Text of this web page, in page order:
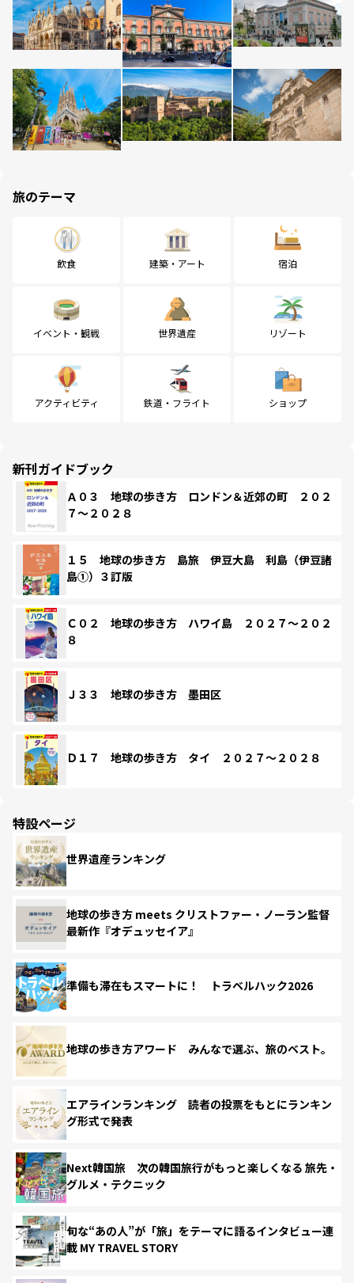
旅のテーマ
飲食 建築・アート 宿泊
イベント・観戦 世界遺産 リゾート
アクティビティ 鉄道・フライト ショップ
新刊ガイドブック
Ａ０３ 地球の歩き方 ロンドン＆近郊の町 ２０２
７～２０２８
１５ 地球の歩き方 島旅 伊豆大島 利島（伊豆諸
島①）３訂版
Ｃ０２ 地球の歩き方 ハワイ島 ２０２７～２０２
８
Ｊ３３ 地球の歩き方 墨田区
Ｄ１７ 地球の歩き方 タイ ２０２７～２０２８
特設ページ
世界遺産ランキング
地球の歩き方 meets クリストファー・ノーラン監督
最新作『オデュッセイア』
準備も滞在もスマートに！ トラベルハック2026
地球の歩き方アワード みんなで選ぶ、旅のベスト。
エアラインランキング 読者の投票をもとにランキン
グ形式で発表
Next韓国旅 次の韓国旅行がもっと楽しくなる 旅先・
グルメ・テクニック
旬な“あの人”が「旅」をテーマに語るインタビュー連
載 MY TRAVEL STORY